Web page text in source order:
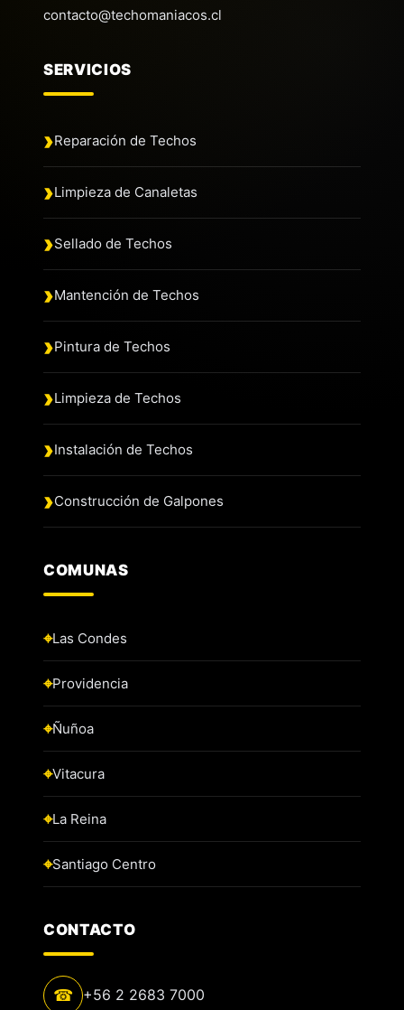
contacto@techomaniacos.cl
SERVICIOS
Reparación de Techos
Limpieza de Canaletas
Sellado de Techos
Mantención de Techos
Pintura de Techos
Limpieza de Techos
Instalación de Techos
Construcción de Galpones
COMUNAS
Las Condes
Providencia
Ñuñoa
Vitacura
La Reina
Santiago Centro
CONTACTO
☎ +56 2 2683 7000